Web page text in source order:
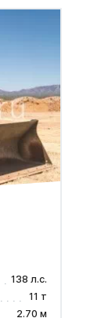
138 л.с.
11 т
2.70 м